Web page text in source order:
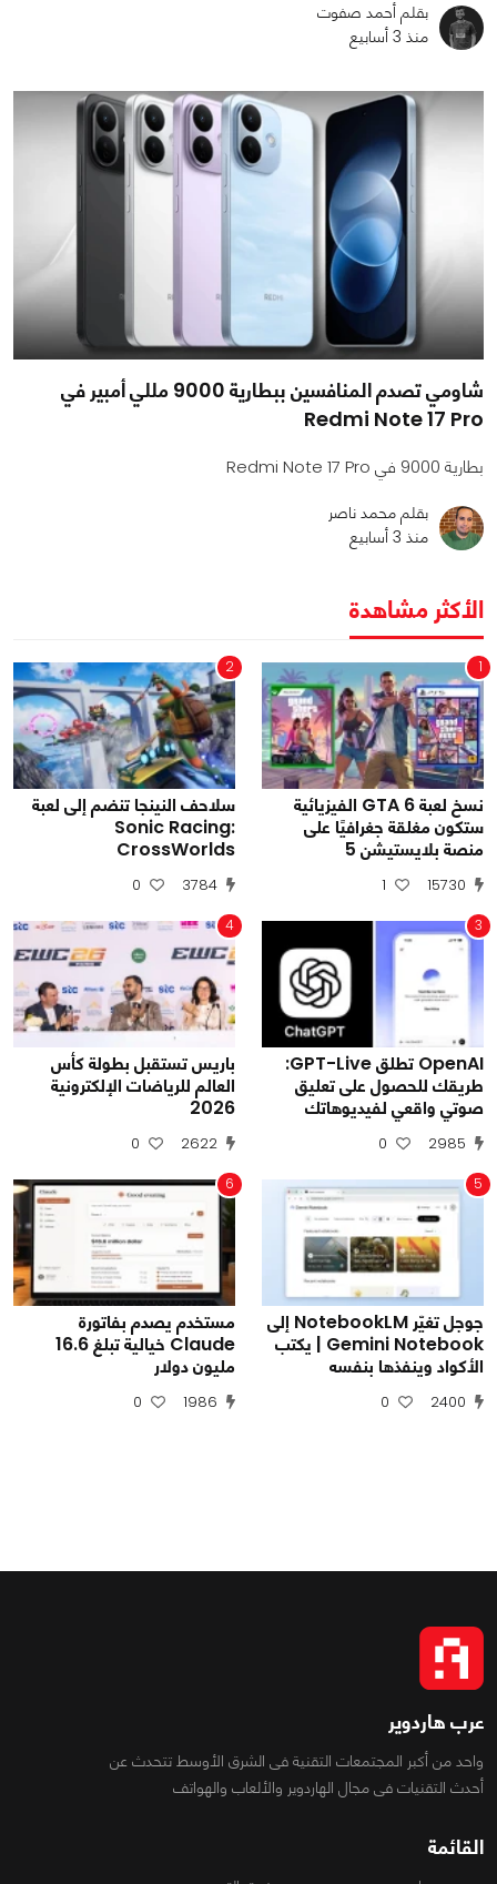
بقلم أحمد صفوت
منذ 3 أسابيع
شاومي تصدم المنافسين ببطارية 9000 مللي أمبير في
Redmi Note 17 Pro
بطارية 9000 في Redmi Note 17 Pro
بقلم محمد ناصر
منذ 3 أسابيع
الأكثر مشاهدة
1
نسخ لعبة GTA 6 الفيزيائية
ستكون مغلقة جغرافيًا على
منصة بلايستيشن 5
15730
1
2
سلاحف النينجا تنضم إلى لعبة
Sonic Racing:
CrossWorlds
3784
0
3
OpenAI تطلق GPT-Live:
طريقك للحصول على تعليق
صوتي واقعي لفيديوهاتك
2985
0
4
باريس تستقبل بطولة كأس
العالم للرياضات الإلكترونية
2026
2622
0
5
جوجل تغيّر NotebookLM إلى
Gemini Notebook | يكتب
الأكواد وينفذها بنفسه
2400
0
6
مستخدم يصدم بفاتورة
Claude خيالية تبلغ 16.6
مليون دولار
1986
0
عرب هاردوير
واحد من أكبر المجتمعات التقنية فى الشرق الأوسط تتحدث عن
أحدث التقنيات فى مجال الهاردوير والألعاب والهواتف
القائمة